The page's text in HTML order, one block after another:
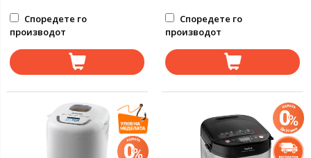
Споредете го
производот
Споредете го
производот